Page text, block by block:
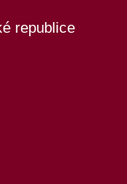
republice